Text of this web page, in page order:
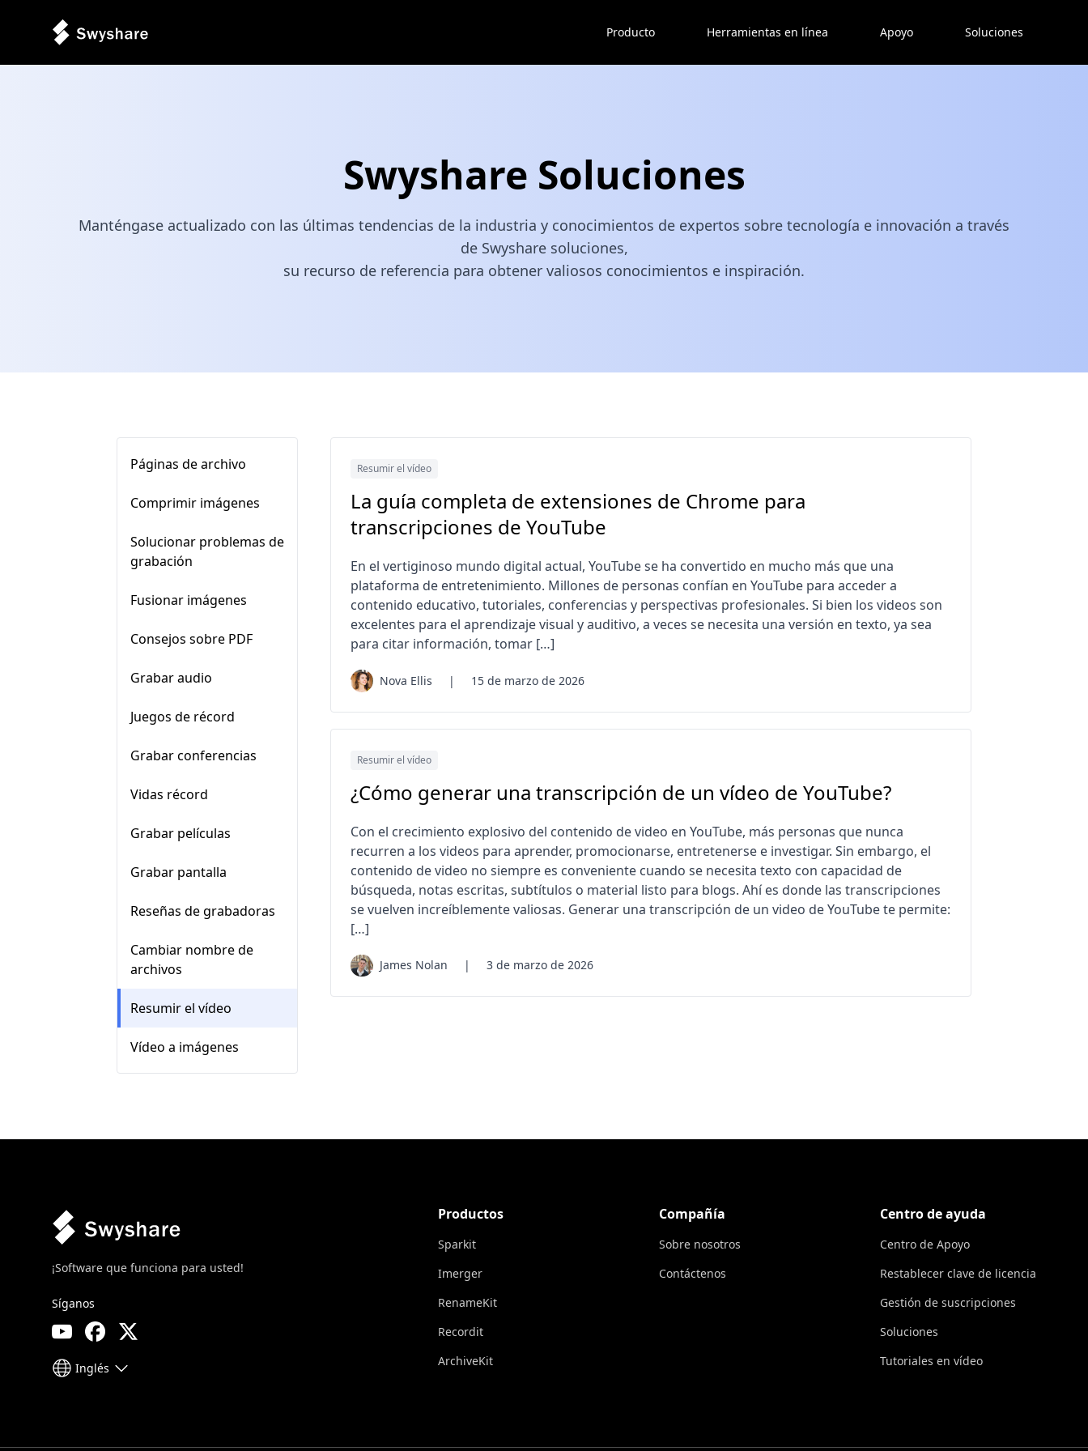
Producto Herramientas en línea Apoyo Soluciones
Swyshare Soluciones
Manténgase actualizado con las últimas tendencias de la industria y conocimientos de expertos sobre tecnología e innovación a través
de Swyshare soluciones,
su recurso de referencia para obtener valiosos conocimientos e inspiración.
Páginas de archivo
Comprimir imágenes
Solucionar problemas de
grabación
Fusionar imágenes
Consejos sobre PDF
Grabar audio
Juegos de récord
Grabar conferencias
Vidas récord
Grabar películas
Grabar pantalla
Reseñas de grabadoras
Cambiar nombre de
archivos
Resumir el vídeo
Vídeo a imágenes
Resumir el vídeo
La guía completa de extensiones de Chrome para
transcripciones de YouTube
En el vertiginoso mundo digital actual, YouTube se ha convertido en mucho más que una
plataforma de entretenimiento. Millones de personas confían en YouTube para acceder a
contenido educativo, tutoriales, conferencias y perspectivas profesionales. Si bien los videos son
excelentes para el aprendizaje visual y auditivo, a veces se necesita una versión en texto, ya sea
para citar información, tomar […]
Nova Ellis | 15 de marzo de 2026
Resumir el vídeo
¿Cómo generar una transcripción de un vídeo de YouTube?
Con el crecimiento explosivo del contenido de video en YouTube, más personas que nunca
recurren a los videos para aprender, promocionarse, entretenerse e investigar. Sin embargo, el
contenido de video no siempre es conveniente cuando se necesita texto con capacidad de
búsqueda, notas escritas, subtítulos o material listo para blogs. Ahí es donde las transcripciones
se vuelven increíblemente valiosas. Generar una transcripción de un video de YouTube te permite:
[…]
James Nolan | 3 de marzo de 2026
¡Software que funciona para usted!
Síganos
Inglés
Productos
Sparkit
Imerger
RenameKit
Recordit
ArchiveKit
Compañía
Sobre nosotros
Contáctenos
Centro de ayuda
Centro de Apoyo
Restablecer clave de licencia
Gestión de suscripciones
Soluciones
Tutoriales en vídeo